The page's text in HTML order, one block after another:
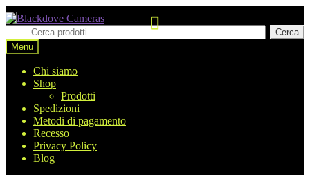
Vai
navigazione
Vai
contenuto
prodotti
Cerca
Menu
Chi siamo
Shop
Prodotti
Spedizioni
Metodi di pagamento
Recesso
Privacy Policy
Blog